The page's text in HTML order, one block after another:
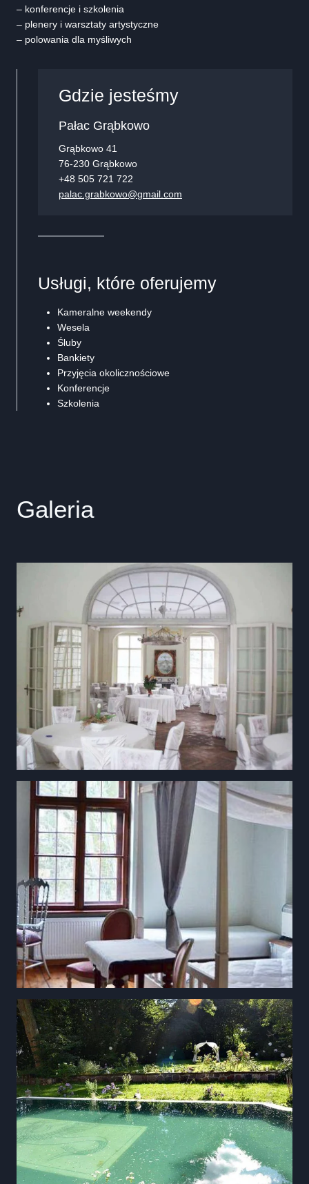
– konferencje i szkolenia
– plenery i warsztaty artystyczne
– polowania dla myśliwych
Gdzie jesteśmy
Pałac Grąbkowo
Grąbkowo 41
76-230 Grąbkowo
+48 505 721 722
palac.grabkowo@gmail .com
Usługi, które oferujemy
Kameralne weekendy
Wesela
Śluby
Bankiety
Przyjęcia okolicznościowe
Konferencje
Szkolenia
Galeria